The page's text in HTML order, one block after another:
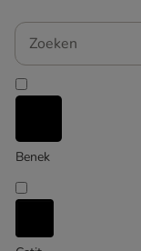
Vogel (2)
Vogelspeelgoed (1)
Vogelvoer
Zoeken
Benek